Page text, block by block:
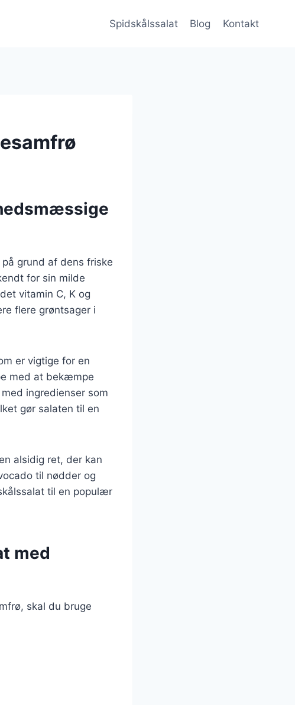
Spidskålssalat Blog Kontakt
grund af dens friske
for sin milde
vitamin C, K og
flere grøntsager i
er vigtige for en
med at bekæmpe
ingredienser som
gør salaten til en
alsidig ret, der kan
til nødder og
til en populær
med
skal du bruge